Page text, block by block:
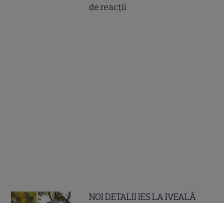
de reacții
NOI DETALII IES LA IVEALĂ